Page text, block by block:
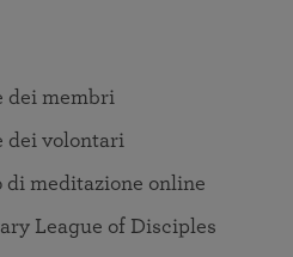
dei membri
dei volontari
di meditazione online
League of Disciples